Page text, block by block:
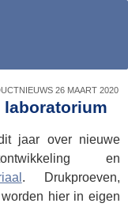
26 MAART 2020
laboratorium
jaar over nieuwe
en
. Drukproeven,
hier in eigen